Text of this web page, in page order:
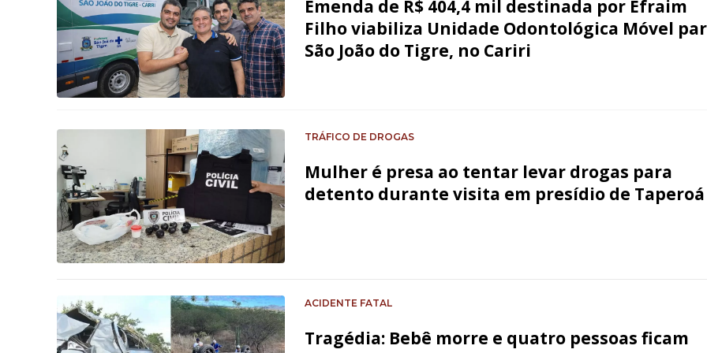
Emenda de R$ 404,4 mil destinada por Efraim
Filho viabiliza Unidade Odontológica Móvel
São João do Tigre, no Cariri
TRÁFICO DE DROGAS
Mulher é presa ao tentar levar drogas para
detento durante visita em presídio de Taperoá
ACIDENTE FATAL
Tragédia: Bebê morre e quatro pessoas ficam